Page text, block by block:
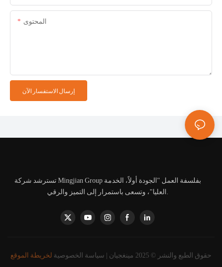
المحتوى
إرسال الاستفسار الآن
تسترشد شركة Mingjian Group بفلسفة العمل "الجودة أولاً، الخدمة
حقوق الطبع والنشر © 2025 مينغجيان | سياسة الخصوصية لخريطة الموقع